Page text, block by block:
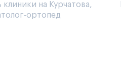
клиники на Курчатова,
ортопед